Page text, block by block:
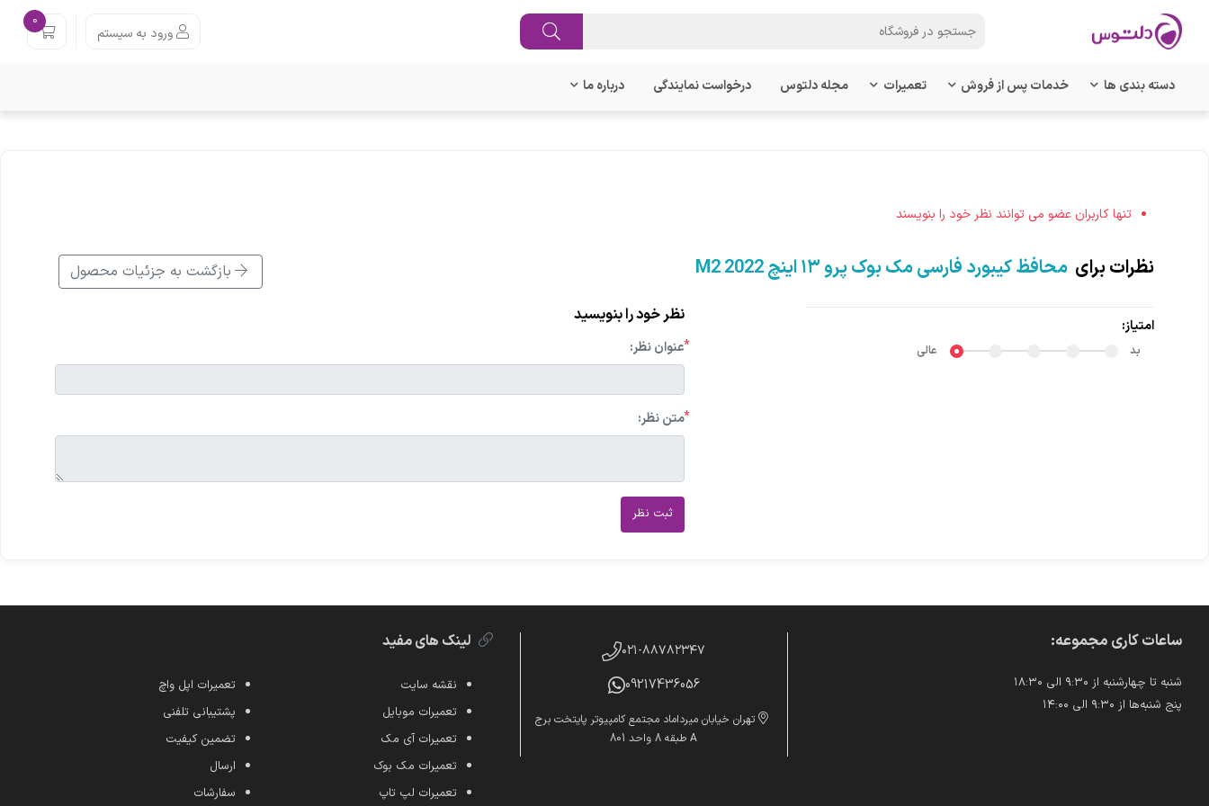
ورود به سیستم
0
دسته بندی ها خدمات پس از فروش تعمیرات مجله دلتوس درخواست نمایندگی درباره ما
تنها کاربران عضو می توانند نظر خود را بنویسند
نظرات برای محافظ کیبورد فارسی مک بوک پرو ۱۳ اینچ 2022 M2 بازگشت به جزئیات محصول
امتیاز:
بد عالی
نظر خود را بنویسید
عنوان نظر:*
متن نظر:*
ثبت نظر
ساعات کاری مجموعه:
شنبه تا چهارشنبه از ۹:۳۰ الی ۱۸:۳۰
پنج شنبه‌ها از ۹:۳۰ الی ۱۴:۰۰
۰۲۱-۸۸۷۸۲۳۴۷
09217436056
تهران خیابان میرداماد مجتمع کامپیوتر پایتخت برج
A طبقه 8 واحد 801
لینک های مفید
نقشه سایت
تعمیرات موبایل
تعمیرات آی مک
تعمیرات مک بوک
تعمیرات لپ تاپ
تعمیرات اپل واچ
پشتیبانی تلفنی
تضمین کیفیت
ارسال
سفارشات